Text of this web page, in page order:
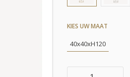
KIES UW MAAT
40x40xH120